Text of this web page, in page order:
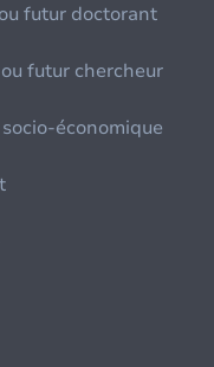
futur doctorant
futur chercheur
économique